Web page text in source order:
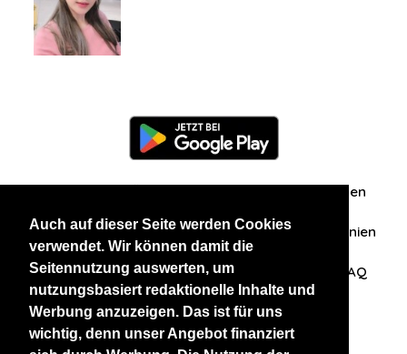
Auch auf dieser Seite werden Cookies
verwendet. Wir können damit die
Seitennutzung auswerten, um
nutzungsbasiert redaktionelle Inhalte und
Werbung anzuzeigen. Das ist für uns
wichtig, denn unser Angebot finanziert
Zuschriften/Erfahrungen
Datenschutzerklärung AGB Datenschutzrichtlinien
Nehmen Sie Kontakt mit uns auf FAQ
Unsere anderen Websites